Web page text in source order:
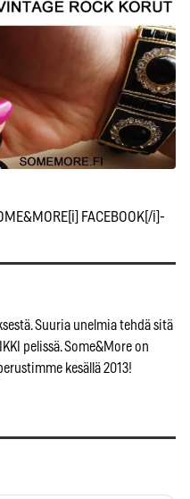
FACEBOOK[/i]-
Suuria unelmia tehdä sitä
pelissä. Some&More on
kesällä 2013!